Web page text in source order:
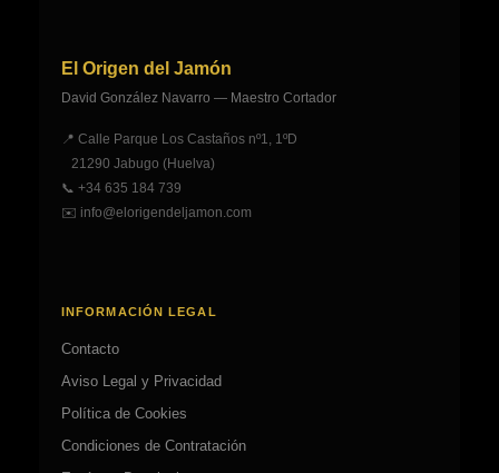
en
la
página
de
producto
El Origen del Jamón
David González Navarro — Maestro Cortador
📍 Calle Parque Los Castaños nº1, 1ºD
21290 Jabugo (Huelva)
📞 +34 635 184 739
✉️ info@elorigendeljamon.com
INFORMACIÓN LEGAL
Contacto
Aviso Legal y Privacidad
Política de Cookies
Condiciones de Contratación